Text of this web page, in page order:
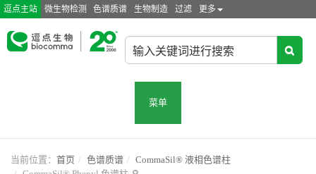
逗点主站 微生物检测 色谱质谱 生物制造 过滤 更多
菜单
当前位置： 首页 色谱质谱
CommaSil® 液相色谱柱